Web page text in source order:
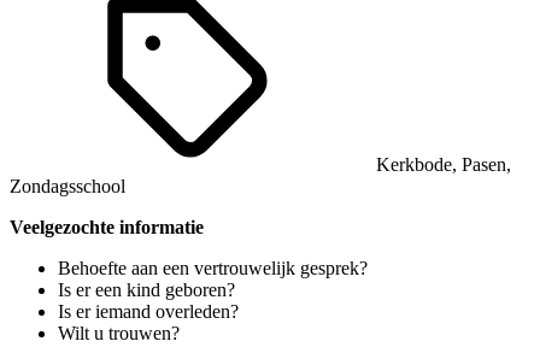
Kerkbode, Pasen,
Zondagsschool
Veelgezochte informatie
Behoefte aan een vertrouwelijk gesprek?
Is er een kind geboren?
Is er iemand overleden?
Wilt u trouwen?